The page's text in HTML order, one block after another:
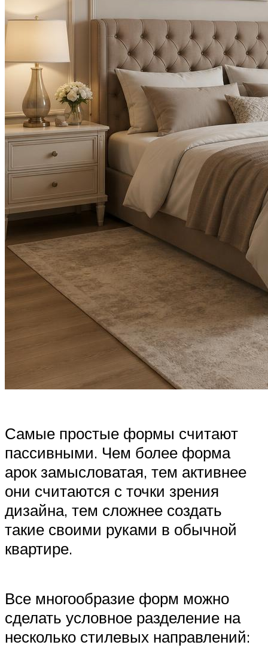
Самые простые формы считают
пассивными. Чем более форма
арок замысловатая, тем активнее
они считаются с точки зрения
дизайна, тем сложнее создать
такие своими руками в обычной
квартире.
Все многообразие форм можно
сделать условное разделение на
несколько стилевых направлений: